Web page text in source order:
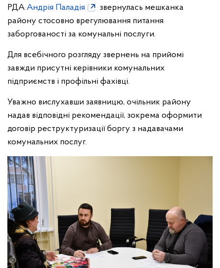
РДА Андрія Паладія
звернулась мешканка
району стосовно врегулювання питання
заборгованості за комунальні послуги.
Для всебічного розгляду звернень на прийомі
завжди присутні керівники комунальних
підприємств і профільні фахівці.
Уважно вислухавши заявницю, очільник району
надав відповідні рекомендації, зокрема оформити
договір реструктуризації боргу з надавачами
комунальних послуг.